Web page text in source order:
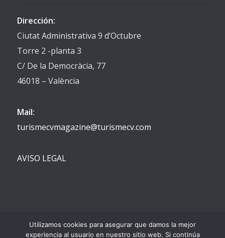
Dirección:
Ciutat Administrativa 9 d’Octubre
Torre 2 -planta 3
C/ De la Democràcia, 77
46018 – València
Mail:
turismecvmagazine@turismecv.com
AVISO LEGAL
Utilizamos cookies para asegurar que damos la mejor
experiencia al usuario en nuestro sitio web. Si continúa